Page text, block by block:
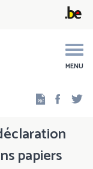
MENU
papiers